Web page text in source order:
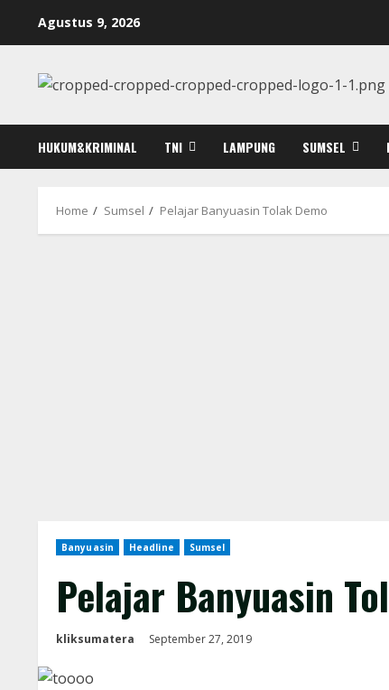
Agustus 9, 2026
HUKUM&KRIMINAL TNI LAMPUNG SUMSEL
Home Sumsel Pelajar Banyuasin Tolak Demo
Banyuasin Headline Sumsel
Pelajar Banyuasin
kliksumatera September 27, 2019